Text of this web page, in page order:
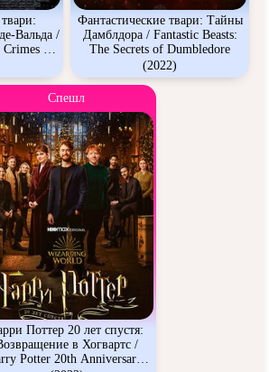
Вальда /
Crimes of
Фантастические твари: Тайны
Дамблдора / Fantastic Beasts:
The Secrets of Dumbledore
(2022)
Спешл
Поттер 20 лет спустя:
в Хогвартс /
Potter 20th Anniversary: